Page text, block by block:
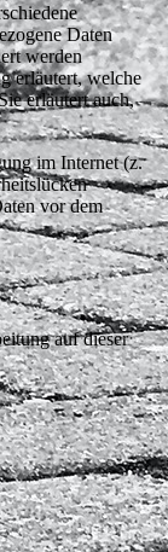
Daten
werden
erläutert, welche
erläutert auch,
im Internet (z.
vor dem
auf dieser